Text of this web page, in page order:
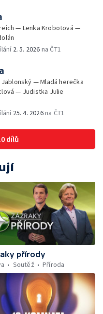
— Lenka Krobotová —
2. 5. 2026 na ČT1
— Mladá herečka
— Judistka Julie
25. 4. 2026na ČT1
dílů
přírody
Soutěž Příroda